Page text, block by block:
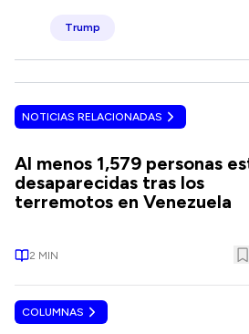
Trump
NOTICIAS RELACIONADAS
Al menos 1,579 personas
desaparecidas tras los
terremotos en Venezuela
2 MIN
COLUMNAS